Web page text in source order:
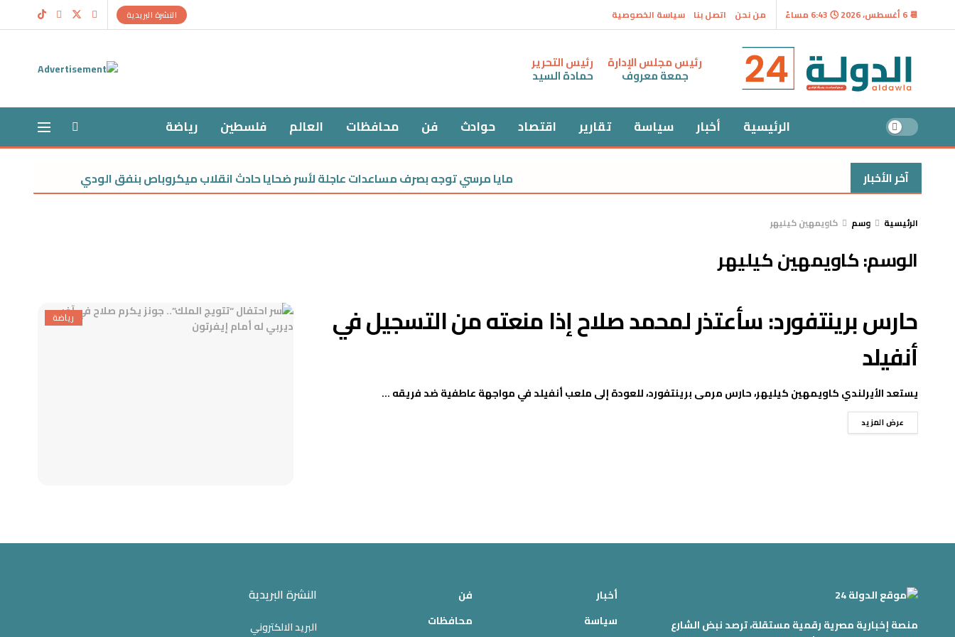
📆 6 أغسطس، 2026 🕓 6:43 مساءً من نحن اتصل بنا سياسة الخصوصية النشرة البريدية
رئيس مجلس الإدارة
جمعة معروف
رئيس التحرير
حمادة السيد
الرئيسية أخبار سياسة تقارير اقتصاد حوادث فن محافظات العالم فلسطين رياضة
آخر الأخبار مايا مرسي توجه بصرف مساعدات عاجلة لأسر ضحايا حادث انقلاب ميكروباص بنفق الودي
الرئيسية وسم كاويمهين كيليهر
الوسم:كاويمهين كيليهر
رياضة
حارس برينتفورد: سأعتذر لمحمد صلاح إذا منعته من التسجيل في
أنفيلد
يستعد الأيرلندي كاويمهين كيليهر، حارس مرمى برينتفورد، للعودة إلى ملعب أنفيلد في مواجهة عاطفية ضد فريقه ...
عرض المزيد
منصة إخبارية مصرية رقمية مستقلة، ترصد نبض الشارع
أخبار
سياسة
فن
محافظات
النشرة البريدية
البريد الالكتروني